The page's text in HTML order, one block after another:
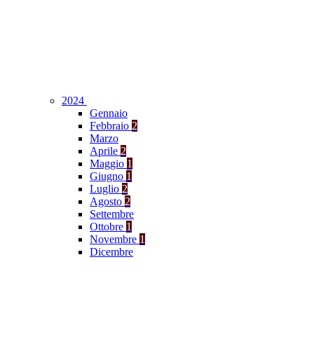
2024
Gennaio
Febbraio 2
Marzo
Aprile 2
Maggio 1
Giugno 1
Luglio 2
Agosto 2
Settembre
Ottobre 1
Novembre 1
Dicembre